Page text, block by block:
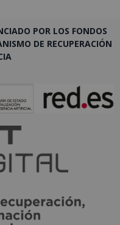
POR LOS FONDOS
DE RECUPERACIÓN